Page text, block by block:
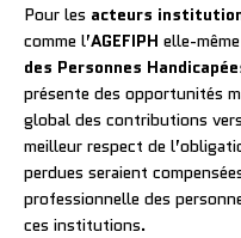
Pour les acteurs
comme l’AGEFIPH elle-
des Personnes
présente des opportunités
global des contributions
meilleur respect de
perdues seraient
professionnelle des
ces institutions.